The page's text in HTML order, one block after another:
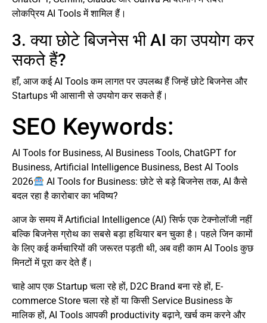
लोकप्रिय AI Tools में शामिल हैं।
3. क्या छोटे बिजनेस भी AI का उपयोग कर
सकते हैं?
हाँ, आज कई AI Tools कम लागत पर उपलब्ध हैं जिन्हें छोटे बिजनेस और
Startups भी आसानी से उपयोग कर सकते हैं।
SEO Keywords:
AI Tools for Business, AI Business Tools, ChatGPT for
Business, Artificial Intelligence Business, Best AI Tools
2026
AI Tools for Business: छोटे से बड़े बिजनेस तक, AI कैसे
बदल रहा है कारोबार का भविष्य?
आज के समय में Artificial Intelligence (AI) सिर्फ एक टेक्नोलॉजी नहीं
बल्कि बिजनेस ग्रोथ का सबसे बड़ा हथियार बन चुका है। पहले जिन कामों
के लिए कई कर्मचारियों की जरूरत पड़ती थी, अब वही काम AI Tools कुछ
मिनटों में पूरा कर देते हैं।
चाहे आप एक Startup चला रहे हों, D2C Brand बना रहे हों, E-
commerce Store चला रहे हों या किसी Service Business के
मालिक हों, AI Tools आपकी productivity बढ़ाने, खर्च कम करने और